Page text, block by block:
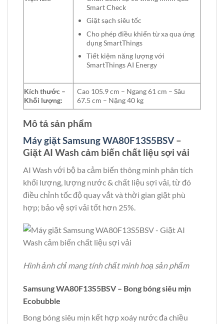
Smart Check
Giặt sạch siêu tốc
Cho phép điều khiển từ xa qua ứng
dụng SmartThings
Tiết kiệm năng lượng với
SmartThings AI Energy
Kích thước –
Khối lượng:
Cao 105.9 cm – Ngang 61 cm – Sâu
67.5 cm – Nặng 40 kg
Mô tả sản phẩm
Máy giặt Samsung WA80F13S5BSV–
Giặt AI Wash cảm biến chất liệu sợi vải
AI Wash với bộ ba cảm biến thông minh phân tích
khối lượng, lượng nước & chất liệu sợi vải, từ đó
điều chỉnh tốc độ quay vắt và thời gian giặt phù
hợp; bảo vệ sợi vải tốt hơn 25%.
Hình ảnh chỉ mang tính chất minh hoạ sản phẩm
Samsung WA80F13S5BSV – Bong bóng siêu mịn
Ecobubble
Bong bóng siêu mịn kết hợp xoáy nước đa chiều